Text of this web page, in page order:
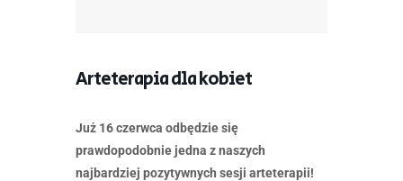
Arteterapia dla kobiet
Już 16 czerwca odbędzie się
prawdopodobnie jedna z naszych
najbardziej pozytywnych sesji arteterapii!